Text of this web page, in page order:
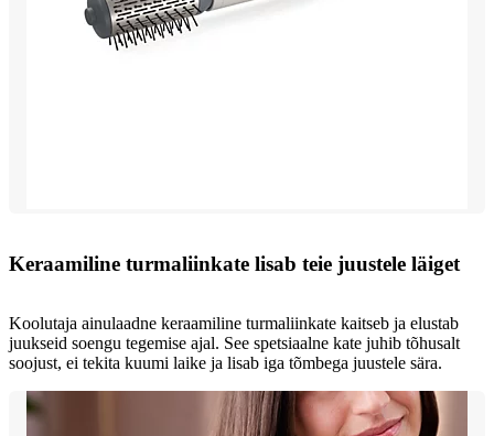
Keraamiline turmaliinkate lisab teie juustele läiget
Koolutaja ainulaadne keraamiline turmaliinkate kaitseb ja elustab
juukseid soengu tegemise ajal. See spetsiaalne kate juhib tõhusalt
soojust, ei tekita kuumi laike ja lisab iga tõmbega juustele sära.